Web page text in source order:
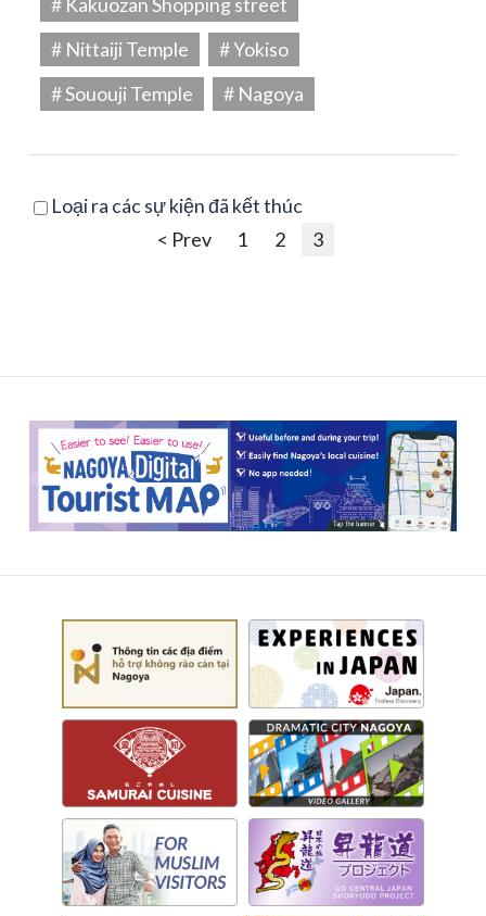
# Nittaiji Temple
# Yokiso
# Sououji Temple
# Nagoya
Loại ra các sự kiện đã kết thúc
< Prev
1 2 3